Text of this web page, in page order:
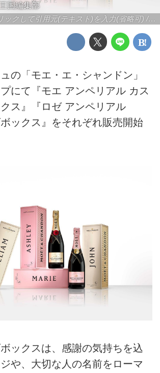
via text - ここをクリックして引用元(テキスト)を入力(省略可) / site.to.link.com - ここをクリックして引用元を入力(省略可)
国編集部
の「モエ・エ・シャンドン」
にて『モエ アンペリアル カス
ス』『ロゼ アンペリアル
ックス』をそれぞれ販売開始
ックスは、感謝の気持ちを込
や、大切な人の名前をローマ